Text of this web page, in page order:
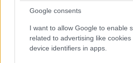
Google consents
I want to allow Google to enable
related to advertising like
device identifiers in apps.
Η Nissan συνεχίζει να